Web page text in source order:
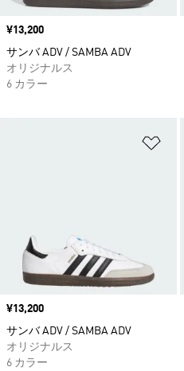
価格
¥13,200
サンバ ADV / SAMBA ADV
オリジナルス
6 カラー
価格
¥13,200
サンバ ADV / SAMBA ADV
オリジナルス
6 カラー